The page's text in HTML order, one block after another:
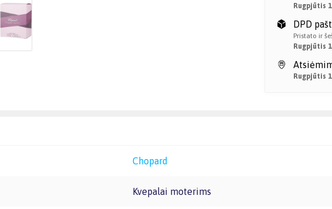
Rugpjūtis
DPD
Pristato ir
Rugpjūtis
Rugpjūtis
Chopard
Kvepalai moterims